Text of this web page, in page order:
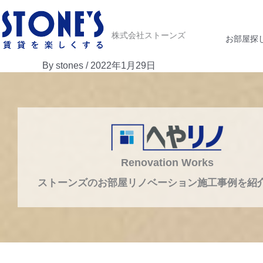
内
容
を
キ
株式会社ストーンズ お部屋探
By stones / 2022年1月29日
Renovation Works
ストーンズのお部屋リノベーション施工事例を紹